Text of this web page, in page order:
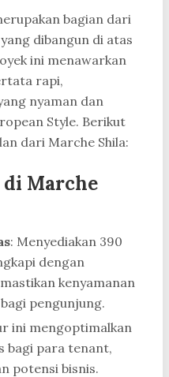
bagian dari
dibangun di atas
ini menawarkan
rapi,
nyaman dan
Style. Berikut
dari Marche Shila:
Marche
: Menyediakan 390
dengan
kenyamanan
pengunjung.
ini mengoptimalkan
bagi para tenant,
potensi bisnis.